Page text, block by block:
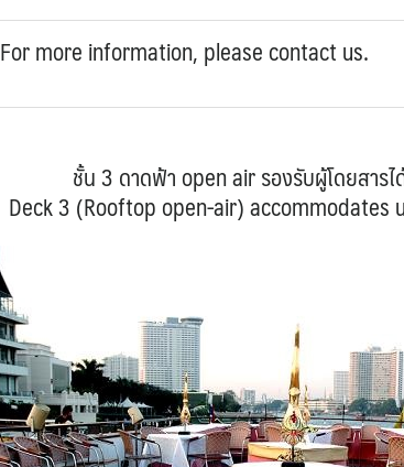
For more information, please contact us.
ชั้น 3 ดาดฟ้า open air รองรับผู้โดยสาร
Deck 3 (Rooftop open-air) accommodates